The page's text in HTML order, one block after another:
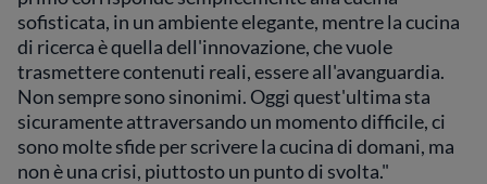
sofisticata, in un ambiente elegante, mentre la cucina
di ricerca è quella dell'innovazione, che vuole
trasmettere contenuti reali, essere all'avanguardia.
Non sempre sono sinonimi. Oggi quest'ultima sta
sicuramente attraversando un momento difficile, ci
sono molte sfide per scrivere la cucina di domani, ma
non è una crisi, piuttosto un punto di svolta."